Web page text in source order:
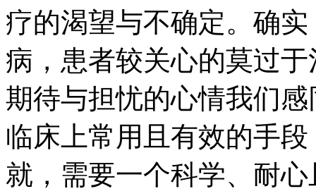
疗的渴望与不确定。确
病，患者较关心的莫过
期待与担忧的心情我们
临床上常用且有效的手
就，需要一个科学、耐